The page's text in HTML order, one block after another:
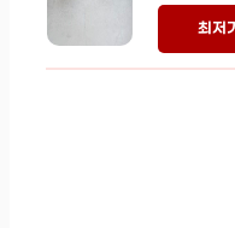
최저